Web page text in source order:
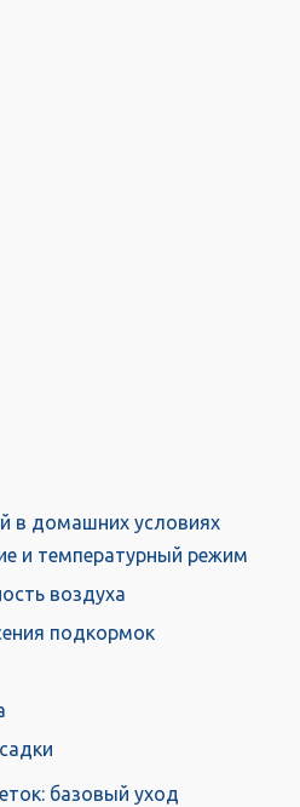
в домашних условиях
и температурный режим
воздуха
подкормок
базовый уход